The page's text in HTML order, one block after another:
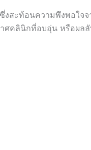
งสะท้อนความพึงพอใจจ
าศคลินิกที่อบอุ่น หรือผล